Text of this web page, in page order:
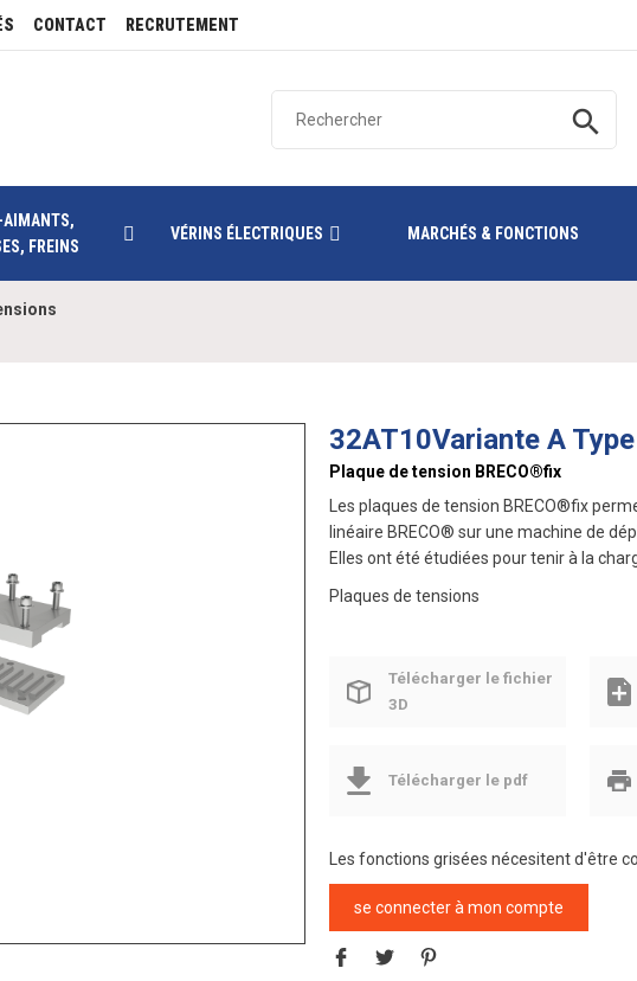
search
CONTACT RECRUTEMENT
AIMANTS,
FREINS
VÉRINS ÉLECTRIQUES MARCHÉS & FONCTIONS
32AT10Variante A
Plaque de tension BRECO®fix
Les plaques de tension BRECO®fix
linéaire BRECO® sur une machine de
Elles ont été étudiées pour tenir à la
Plaques de tensions
Télécharger le fichier
3D
Télécharger le pdf
Les fonctions grisées nécesitent d'être
se connecter à mon compte